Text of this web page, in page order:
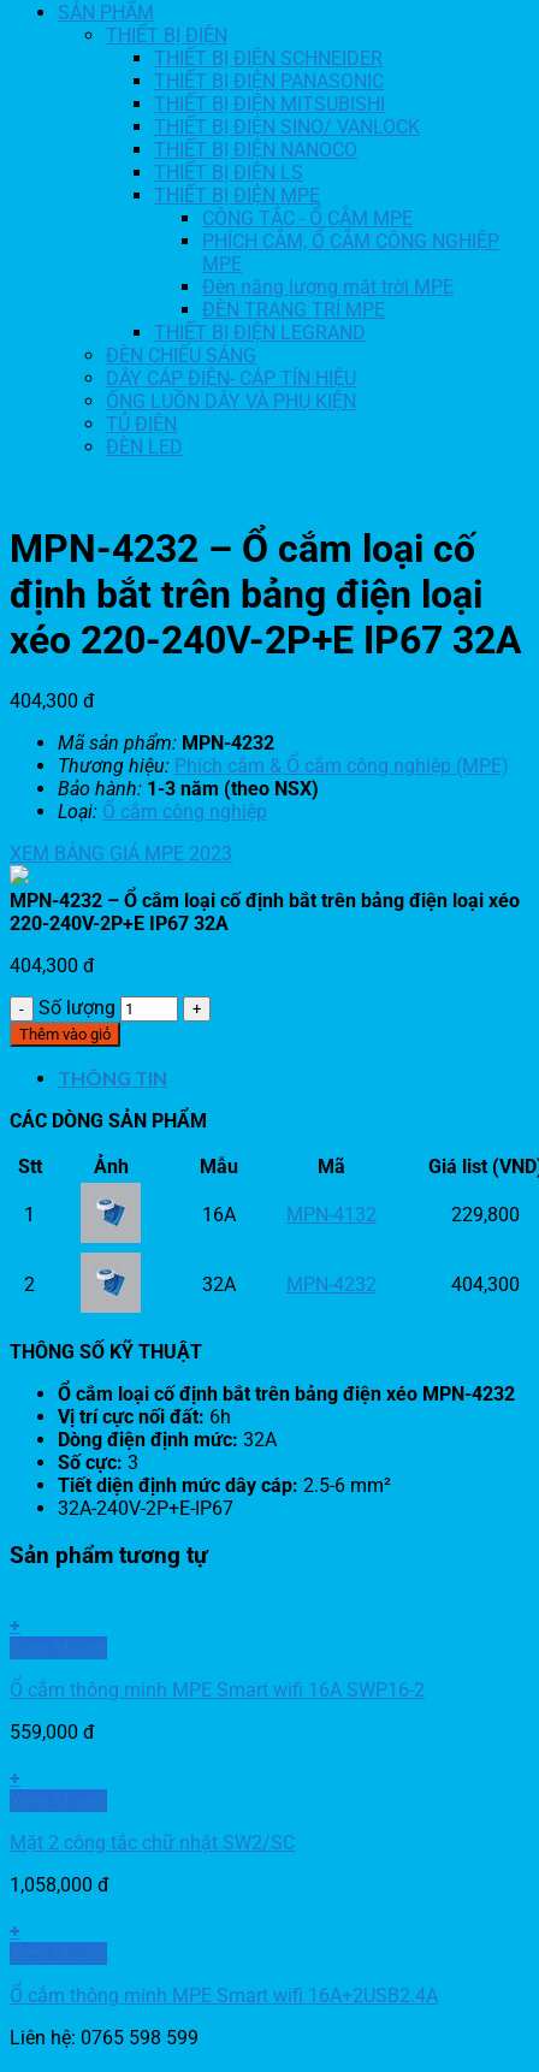
SẢN PHẨM
THIẾT BỊ ĐIỆN
THIẾT BỊ ĐIỆN SCHNEIDER
THIẾT BỊ ĐIỆN PANASONIC
THIẾT BỊ ĐIỆN MITSUBISHI
THIẾT BỊ ĐIỆN SINO/ VANLOCK
THIẾT BỊ ĐIỆN NANOCO
THIẾT BỊ ĐIỆN LS
THIẾT BỊ ĐIỆN MPE
CÔNG TẮC - Ổ CẮM MPE
PHÍCH CẮM, Ổ CẮM CÔNG NGHIỆP
MPE
Đèn năng lượng mặt trời MPE
ĐÈN TRANG TRÍ MPE
THIẾT BỊ ĐIỆN LEGRAND
ĐÈN CHIẾU SÁNG
DÂY CÁP ĐIỆN- CÁP TÍN HIỆU
ỐNG LUỒN DÂY VÀ PHỤ KIỆN
TỦ ĐIỆN
ĐÈN LED
MPN-4232 – Ổ cắm loại cố
định bắt trên bảng điện loại
xéo 220-240V-2P+E IP67 32A
404,300 đ
Mã sản phẩm: MPN-4232
Thương hiệu: Phích cắm & Ổ cắm công nghiệp (MPE)
Bảo hành: 1-3 năm (theo NSX)
Loại: Ổ cắm công nghiệp
XEM BẢNG GIÁ MPE 2023
MPN-4232 – Ổ cắm loại cố định bắt trên bảng điện loại xéo
220-240V-2P+E IP67 32A
404,300 đ
Số lượng
Thêm vào giỏ
THÔNG TIN
CÁC DÒNG SẢN PHẨM
Stt
Ảnh Mẫu Mã Giá list
1 16A MPN-4132 229,800
2 32A MPN-4232 404,300
THÔNG SỐ KỸ THUẬT
Ổ cắm loại cố định bắt trên bảng điện xéo MPN-4232
Vị trí cực nối đất: 6h
Dòng điện định mức: 32A
Số cực: 3
Tiết diện định mức dây cáp: 2.5-6 mm²
32A-240V-2P+E-IP67
Sản phẩm tương tự
+
Ổ cắm thông minh MPE Smart wifi 16A SWP16-2
559,000 đ
+
Mặt 2 công tắc chữ nhật SW2/SC
1,058,000 đ
+
Ổ cắm thông minh MPE Smart wifi 16A+2USB2.4A
Liên hệ: 0765 598 599